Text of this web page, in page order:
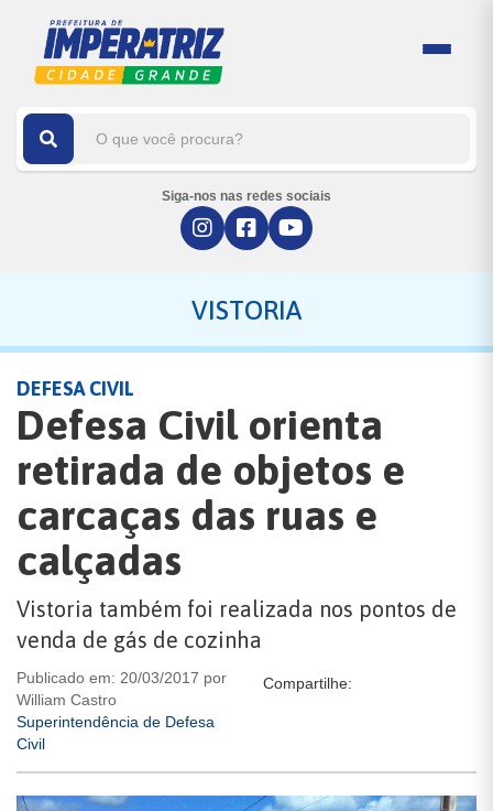
Siga-nos nas redes sociais
VISTORIA
DEFESA CIVIL
Defesa Civil orienta
retirada de objetos e
carcaças das ruas e
calçadas
Vistoria também foi realizada nos pontos de
venda de gás de cozinha
Publicado em: 20/03/2017 por
William Castro
Superintendência de Defesa
Civil
Compartilhe: